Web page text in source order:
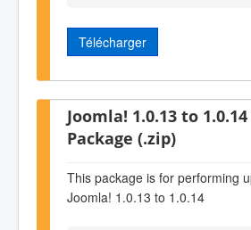
Télécharger
Joomla! 1.0.13 to
Package (.zip)
This package is for performing
Joomla! 1.0.13 to 1.0.14